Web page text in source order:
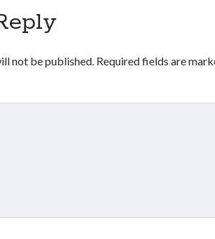
not be published. Required fields are